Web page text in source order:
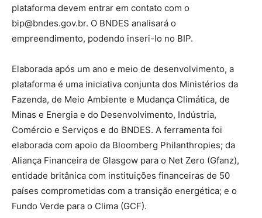
plataforma devem entrar em contato com o
bip@bndes.gov.br. O BNDES analisará o
empreendimento, podendo inseri-lo no BIP.
Elaborada após um ano e meio de desenvolvimento, a
plataforma é uma iniciativa conjunta dos Ministérios da
Fazenda, de Meio Ambiente e Mudança Climática, de
Minas e Energia e do Desenvolvimento, Indústria,
Comércio e Serviços e do BNDES. A ferramenta foi
elaborada com apoio da Bloomberg Philanthropies; da
Aliança Financeira de Glasgow para o Net Zero (Gfanz),
entidade britânica com instituições financeiras de 50
países comprometidas com a transição energética; e o
Fundo Verde para o Clima (GCF).